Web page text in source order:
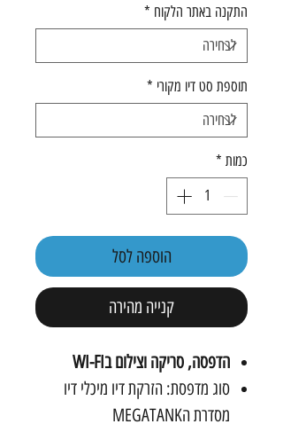
התקנה באתר הלקוח *
תוספת סט דיו מקורי *
כמות *
הוספה לסל
קנייה מהירה
הדפסה, סריקה וצילום בWI-FI
סוג מדפסת: הזרקת דיו מיכלי דיו
מסדרת הMEGATANK